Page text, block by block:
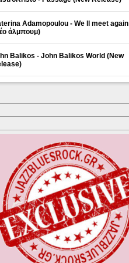
Adamopoulou - We ll meet again
άλμπουμ)
Balikos - John Balikos World (New